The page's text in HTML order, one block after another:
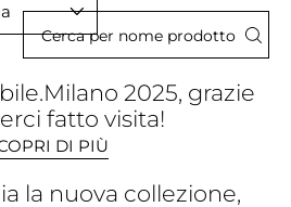
2025, grazie
fatto visita!
DI PIÙ
la nuova collezione,